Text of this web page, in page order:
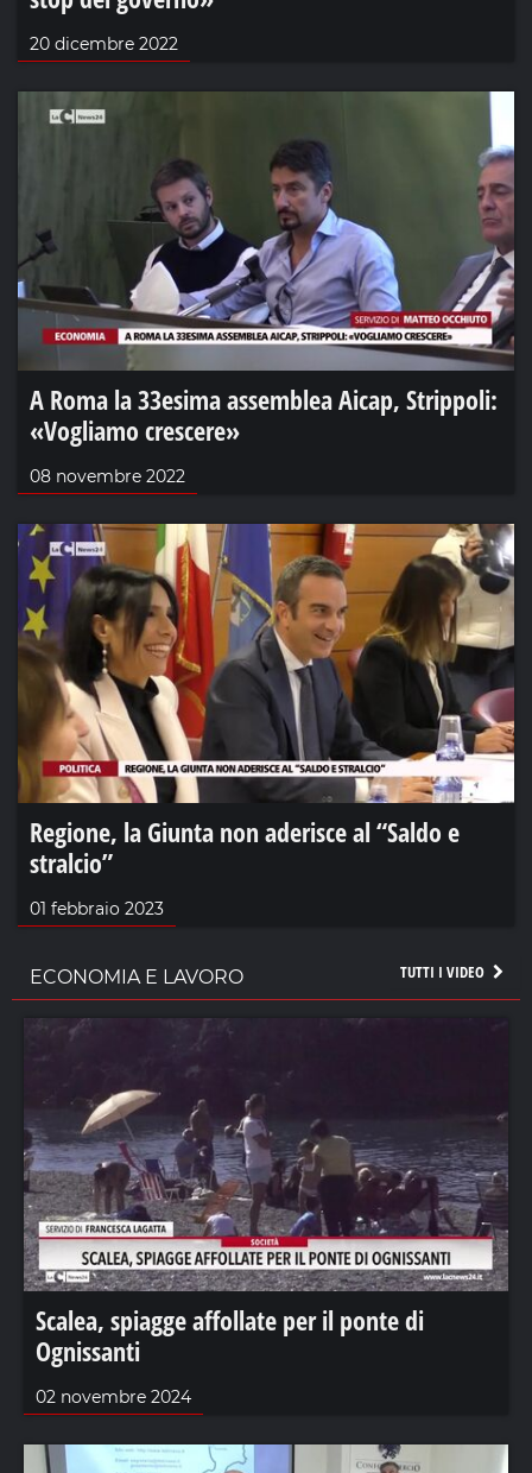
20 dicembre 2022
A Roma la 33esima assemblea Aicap, Strippoli:
«Vogliamo crescere»
08 novembre 2022
Regione, la Giunta non aderisce al “Saldo e
stralcio”
01 febbraio 2023
TUTTI I VIDEO
ECONOMIA E LAVORO
Scalea, spiagge affollate per il ponte di
Ognissanti
02 novembre 2024